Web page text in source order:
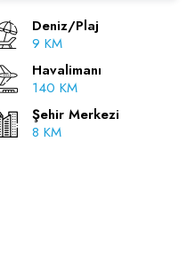
Deniz/Plaj
9 KM
Havalimanı
140 KM
Şehir Merkezi
8 KM